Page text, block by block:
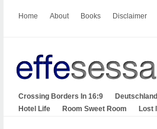
Home About Books Disclaimer
Crossing Borders In 16:9
Hotel Life
Room Sweet Room Lost